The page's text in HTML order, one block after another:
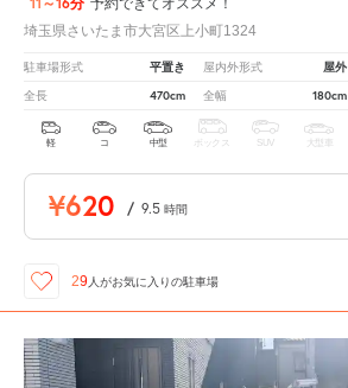
埼玉県さいたま市大宮区上小町1324
駐車場形式 平置き 屋内外形式 屋外
全長 470cm 全幅 180cm
軽 コ 中型 ボックス SUV 大型車
¥620 / 9.5 時間
29 人がお気に入りの駐車場